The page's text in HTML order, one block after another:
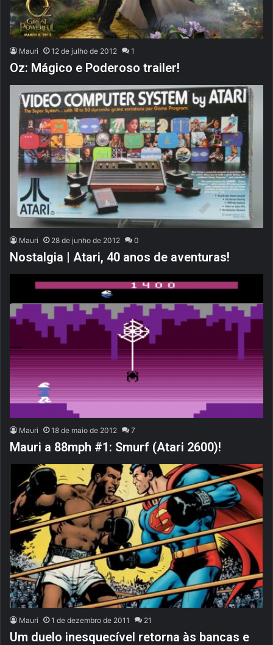
Mauri 12 de julho de 2012 1
Oz: Mágico e Poderoso trailer!
Mauri 28 de junho de 2012 0
Nostalgia | Atari, 40 anos de aventuras!
Mauri 18 de maio de 2012 7
Mauri a 88mph #1: Smurf (Atari 2600)!
Mauri 1 de dezembro de 2011 21
Um duelo inesquecível retorna às bancas e